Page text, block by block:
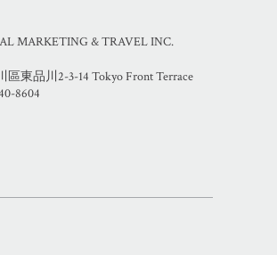
MARKETING & TRAVEL INC.
區東品川2-3-14 Tokyo Front Terrace
8604